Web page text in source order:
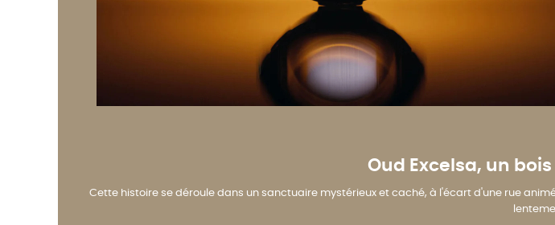
Oud Excelsa, un
Cette histoire se déroule dans un sanctuaire mystérieux et caché, à l'écart d'une rue